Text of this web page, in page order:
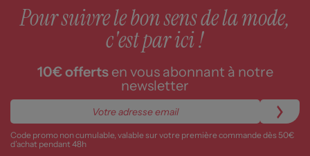
Pour suivre le bon sens de la mode,
c'est par ici !
10€ offertsen vous abonnant à notre
newsletter
Code promo non cumulable, valable sur votre première commande dès 50€
d’achat pendant 48h